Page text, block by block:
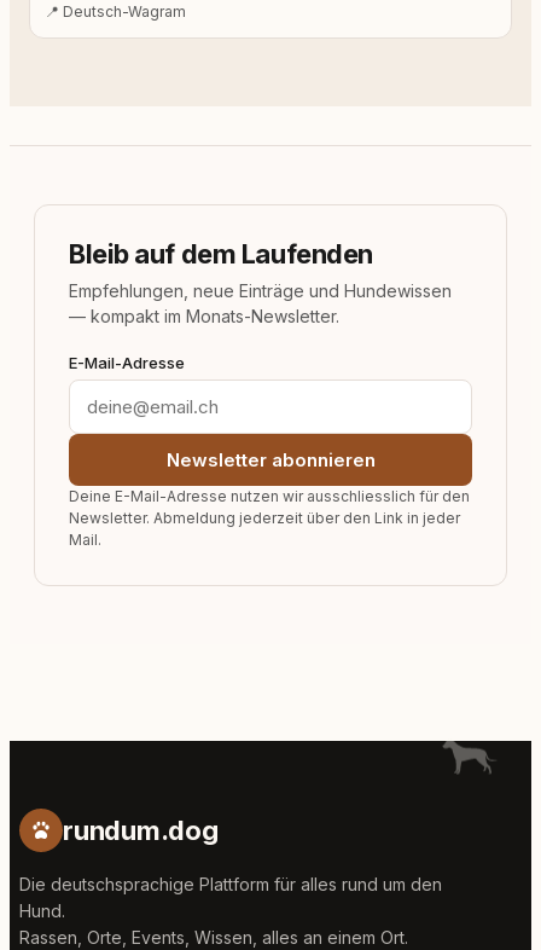
📍 Deutsch-Wagram
Bleib auf dem Laufenden
Empfehlungen, neue Einträge und Hundewissen
— kompakt im Monats-Newsletter.
E-Mail-Adresse
Newsletter abonnieren
Deine E-Mail-Adresse nutzen wir ausschliesslich für den
Newsletter. Abmeldung jederzeit über den Link in jeder
Mail.
rundum.dog
Die deutschsprachige Plattform für alles rund um den
Hund.
Rassen, Orte, Events, Wissen, alles an einem Ort.